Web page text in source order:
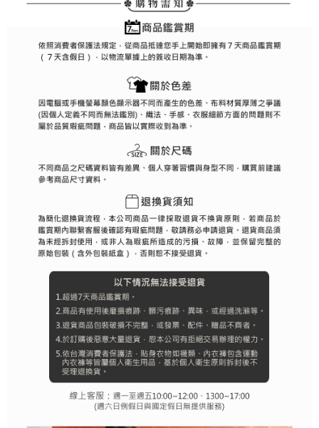
任。
４．使用「AFTEE先享後付」時，將依據個別帳號之用戶狀況，依本公司即
時審查核予不同之上限額度；若仍有額度不足之情形，本公司將視審查結果
請求用戶進行身份認證。
５．嚴禁一人註冊多個帳號或使用他人資訊註冊。若發現惡意使用之情形，